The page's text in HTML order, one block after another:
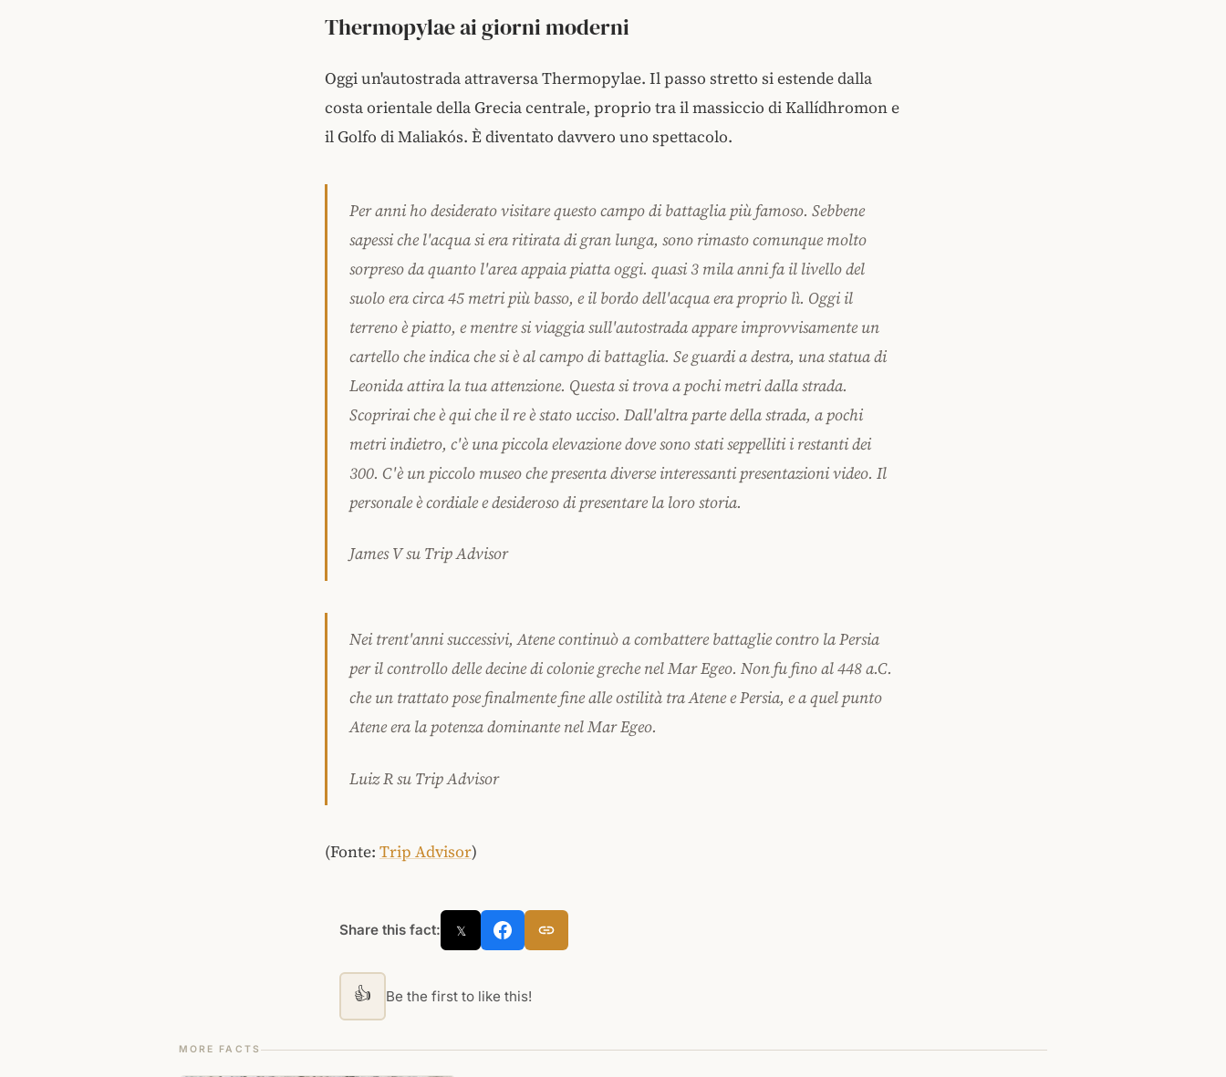
Thermopylae ai giorni moderni
Oggi un'autostrada attraversaThermopylae. Il passo stretto si estende dalla
costa orientale della Grecia centrale, proprio tra il massiccio di Kallídhromon e
il Golfo di Maliakós. È diventato davvero uno spettacolo.
Per anni ho desiderato visitare questo campo di battaglia più famoso. Sebbene
sapessi che l'acqua si era ritirata di gran lunga, sono rimasto comunque molto
sorpreso da quanto l'area appaia piatta oggi. quasi 3 mila anni fa il livello del
suolo era circa 45 metri più basso, e il bordo dell'acqua era proprio lì. Oggi il
terreno è piatto, e mentre si viaggia sull'autostrada appare improvvisamente un
cartello che indica che si è al campo di battaglia. Se guardi a destra, una statua di
Leonida attira la tua attenzione. Questa si trova a pochi metri dalla strada.
Scoprirai che è qui che il re è stato ucciso. Dall'altra parte della strada, a pochi
metri indietro, c'è una piccola elevazione dove sono stati seppelliti i restanti dei
300. C'è un piccolo museo che presenta diverse interessanti presentazioni video. Il
personale è cordiale e desideroso di presentare la loro storia.
James V su Trip Advisor
Nei trent'anni successivi, Atene continuò a combattere battaglie contro la Persia
per il controllo delle decine di colonie greche nel Mar Egeo. Non fu fino al 448 a.C.
che un trattato pose finalmente fine alle ostilità tra Atene e Persia, e a quel punto
Atene era la potenza dominante nel Mar Egeo.
Luiz R su Trip Advisor
(Fonte: Trip Advisor)
Share this fact: 𝕏
👍 Be the first to like this!
MORE FACTS